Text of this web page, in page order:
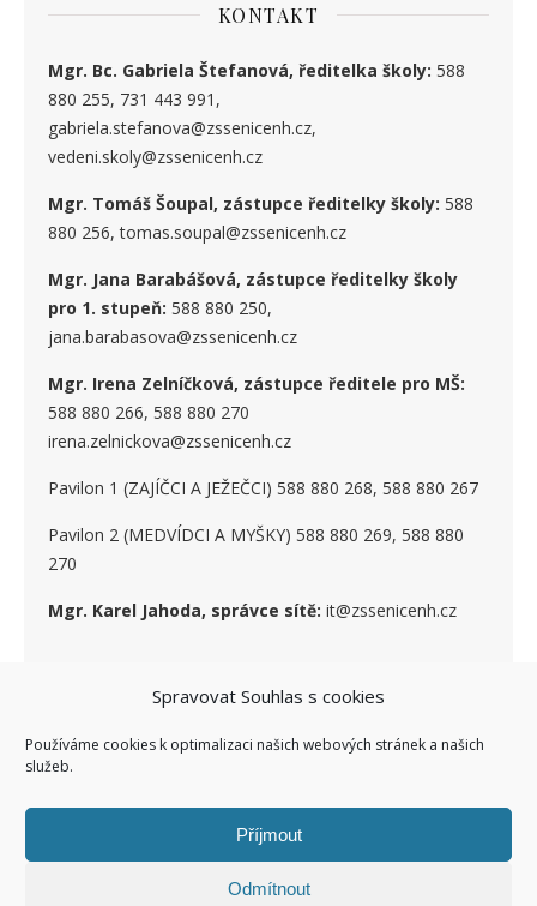
Spravovat Souhlas s cookies
Používáme cookies k optimalizaci našich webových stránek a našich
služeb.
Příjmout
Odmítnout
KONTAKT
Mgr. Bc. Gabriela Štefanová, ředitelka školy: 588
880 255, 731 443 991,
gabriela.stefanova@zssenicenh.cz,
vedeni.skoly@zssenicenh.cz
Mgr. Tomáš Šoupal, zástupce ředitelky školy: 588
880 256, tomas.soupal@zssenicenh.cz
Mgr. Jana Barabášová, zástupce ředitelky školy
pro 1. stupeň: 588 880 250,
jana.barabasova@zssenicenh.cz
Mgr. Irena Zelníčková, zástupce ředitele pro MŠ:
588 880 266, 588 880 270
irena.zelnickova@zssenicenh.cz
Pavilon 1 (ZAJÍČCI A JEŽEČCI) 588 880 268, 588 880 267
Pavilon 2 (MEDVÍDCI A MYŠKY) 588 880 269, 588 880
270
Mgr. Karel Jahoda, správce sítě: it@zssenicenh.cz
SOCIÁLNÍ SÍTĚ